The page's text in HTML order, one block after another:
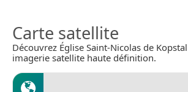
Carte satellite
Découvrez Église Saint-Nicolas de
imagerie satellite haute définition.